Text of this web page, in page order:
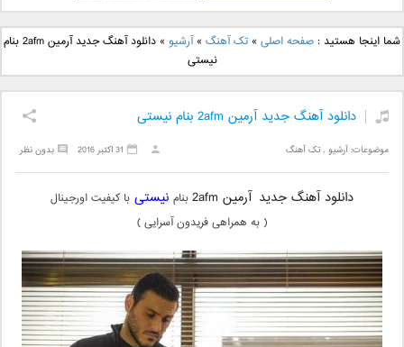
دانلود آهنگ جدید بهنام
بانی بنام قرص قمر 2
دانلود آهنگ جدید علی
یاسینی بنام دورترین نزدیک
شما اینجا هستید :صفحه اصلی »تک آهنگ »آرشیو »
دانلود آهنگ جدید آرمین 2afm بنام
نیستی
دانلود آهنگ جدید آرمین 2afm بنام نیستی
موضوعات:آرشیو ,تک آهنگ بدون نظر 31 اکتبر 2016
دانلود آهنگ جدید آرمین 2afm بنام نیستی با کیفیت اورجینال
( به همراهی فریدون آسرایی )